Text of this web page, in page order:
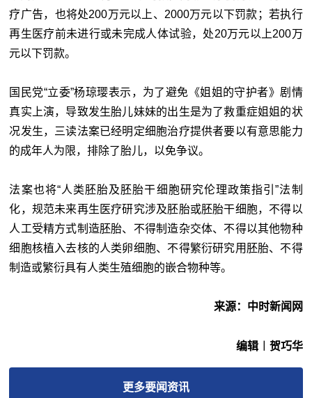
疗广告，也将处200万元以上、2000万元以下罚款；若执行
再生医疗前未进行或未完成人体试验，处20万元以上200万
元以下罚款。
国民党“立委”杨琼璎表示，为了避免《姐姐的守护者》剧情
真实上演，导致发生胎儿妹妹的出生是为了救重症姐姐的状
况发生，三读法案已经明定细胞治疗提供者要以有意思能力
的成年人为限，排除了胎儿，以免争议。
法案也将“人类胚胎及胚胎干细胞研究伦理政策指引”法制
化，规范未来再生医疗研究涉及胚胎或胚胎干细胞，不得以
人工受精方式制造胚胎、不得制造杂交体、不得以其他物种
细胞核植入去核的人类卵细胞、不得繁衍研究用胚胎、不得
制造或繁衍具有人类生殖细胞的嵌合物种等。
来源：中时新闻网
编辑︱贺巧华
更多要闻资讯